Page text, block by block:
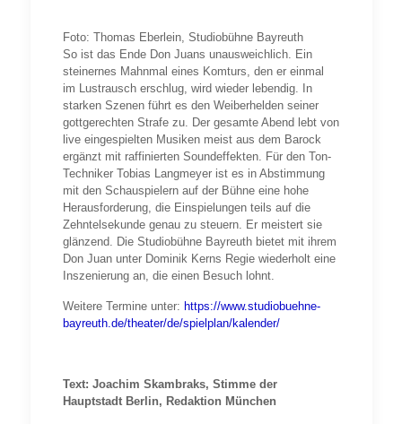
Foto: Thomas Eberlein, Studiobühne Bayreuth
So ist das Ende Don Juans unausweichlich. Ein
steinernes Mahnmal eines Komturs, den er einmal
im Lustrausch erschlug, wird wieder lebendig. In
starken Szenen führt es den Weiberhelden seiner
gottgerechten Strafe zu. Der gesamte Abend lebt von
live eingespielten Musiken meist aus dem Barock
ergänzt mit raffinierten Soundeffekten. Für den Ton-
Techniker Tobias Langmeyer ist es in Abstimmung
mit den Schauspielern auf der Bühne eine hohe
Herausforderung, die Einspielungen teils auf die
Zehntelsekunde genau zu steuern. Er meistert sie
glänzend. Die Studiobühne Bayreuth bietet mit ihrem
Don Juan unter Dominik Kerns Regie wiederholt eine
Inszenierung an, die einen Besuch lohnt.
Weitere Termine unter: https://www.studiobuehne-
bayreuth.de/theater/de/spielplan/kalender/
Text: Joachim Skambraks, Stimme der
Hauptstadt Berlin, Redaktion München